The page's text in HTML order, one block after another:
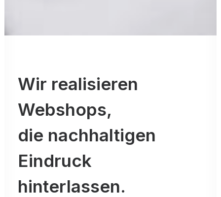
Wir realisieren
Webshops,
die nachhaltigen
Eindruck
hinterlassen.